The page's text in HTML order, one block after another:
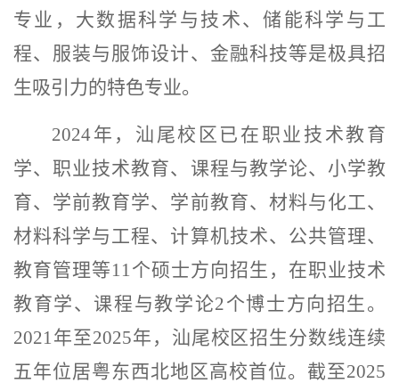
专业，大数据科学与技术、储能科学与工
程、服装与服饰设计、金融科技等是极具招
生吸引力的特色专业。
2024年，汕尾校区已在职业技术教育
学、职业技术教育、课程与教学论、小学教
育、学前教育学、学前教育、材料与化工、
材料科学与工程、计算机技术、公共管理、
教育管理等11 个硕士方向招生，在职业技术
教育学、课程与教学论2个博士方向招生。
2021 年至2025年，汕尾校区招生分数线连续
五年位居粤东西北地区高校首位。截至2025